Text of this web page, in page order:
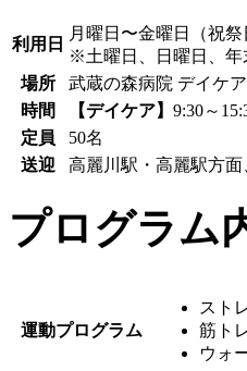
利用日
月曜日〜金曜日（祝祭
※土曜日、日曜日、年
場所
武蔵の森病院 デイケ
時間
【デイケア】 9:30～
定員
50名
送迎
高麗川駅・高麗駅方
プログラム
運動プログラム
スト
筋ト
ウォ